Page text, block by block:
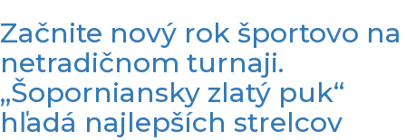
Začnite nový rok športovo na
netradičnom turnaji.
„Šoporniansky zlatý puk“
hľadá najlepších strelcov